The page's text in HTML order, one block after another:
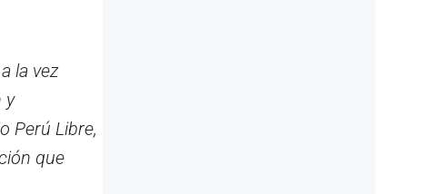
la vez
y
Perú Libre,
que